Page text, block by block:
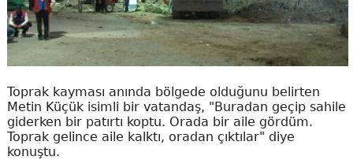
Toprak kayması anında bölgede olduğunu belirten
Metin Küçük isimli bir vatandaş, "Buradan geçip sahile
giderken bir patırtı koptu. Orada bir aile gördüm.
Toprak gelince aile kalktı, oradan çıktılar" diye
konuştu.